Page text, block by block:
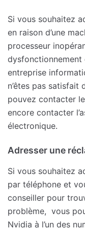
Si vous souhaitez
en raison d’une
processeur
dysfonctionnement
entreprise
n’êtes pas
pouvez contacter
encore contacter
électronique.
Adresser une
Si vous souhaitez
par téléphone et
conseiller pour
problème, vous
Nvidia à l’un des